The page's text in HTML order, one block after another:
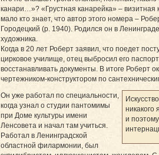
канари…»? «Грустная канарейка» – визитная
мало кто знает, что автор этого номера –
Городецкий (р. 1940). Родился он в
художника.
Когда в 20 лет Роберт заявил, что поедет
цирковое училище, отец выбросил его
восстанавливать документы. В итоге Роберт
чертежником-конструктором по
никакого
и
Он уже работал по специальности,
когда узнал о студии пантомимы
при Доме культуры имени
Ленсовета и начал там учиться.
Работал в Ленинградской
областной филармонии, был